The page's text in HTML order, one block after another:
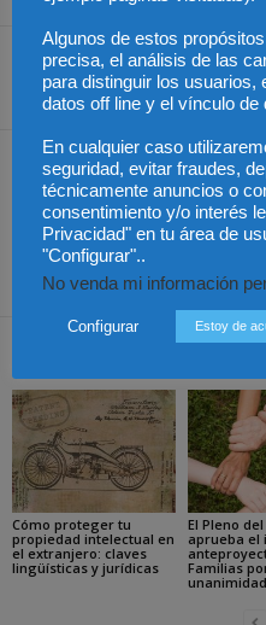
Share
Artículo anterior
El Supremo estimó los
recursos contra dos
sentencias que
condenaron a Endesa
Cómo proteger tu
propiedad intelectual en
el extranjero: claves
lingüísticas y jurídicas
El Pleno del
aprueba el
Familias
unanimidad
Algunos de estos
precisa, el análisis de las
para distinguir los usuarios,
datos off line y el vínculo de
En cualquier caso
seguridad, evitar fraudes,
técnicamente anuncios o
consentimiento y/o interés
Privacidad" en tu área de
"Configurar"..
No venda mi información
Configurar Estoy de